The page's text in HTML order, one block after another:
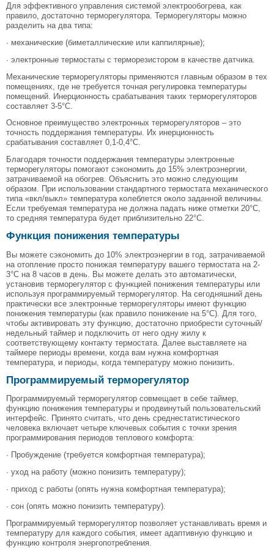
Для эффективного управления системой электрообогрева, как
правило, достаточно терморегулятора. Терморегуляторы можно
разделить на два типа:
· механические (биметаллические или каппилярные);
· электронные термостаты с терморезистором в качестве датчика.
Механические терморегуляторы применяются главным образом в тех
помещениях, где не требуется точная регулировка температуры
помещений. Инерционность срабатывания таких терморегуляторов
составляет 3-5°С.
Основное преимущество электронных терморегуляторов – это
точность поддержания температуры. Их инерционность
срабатывания составляет 0,1-0,4°С.
Благодаря точности поддержания температуры электронные
терморегуляторы помогают сэкономить до 15% электроэнергии,
затрачиваемой на обогрев. Объяснить это можно следующим
образом. При использовании стандартного термостата механического
типа «вкл/выкл» температура колеблется около заданной величины.
Если требуемая температура не должна падать ниже отметки 20°С,
то средняя температура будет приблизительно 22°С.
Функция понижения температуры
Вы можете сэкономить до 10% электроэнергии в год, затрачиваемой
на отопление просто понижая температуру вашего термостата на 2-
3°С на 8 часов в день. Вы можете делать это автоматически,
установив терморегулятор с функцией понижения температуры или
используя программируемый терморегулятор. На сегодняшний день
практически все электронные терморегуляторы имеют функцию
понижения температуры (как правило понижение на 5°С). Для того,
чтобы активировать эту функцию, достаточно приобрести суточный/
недельный таймер и подключить от него одну жилу к
соответствующему контакту термостата. Далее выставляете на
таймере периоды времени, когда вам нужна комфортная
температура, и периоды, когда температуру можно понизить.
Программируемый терморегулятор
Программируемый терморегулятор совмещает в себе таймер,
функцию понижения температуры и продвинутый пользовательский
интерфейс. Принято считать, что день среднестатистического
человека включает четыре ключевых события с точки зрения
программирования периодов теплового комфорта:
· Пробуждение (требуется комфортная температура);
· уход на работу (можно понизить температуру);
· приход с работы (опять нужна комфортная температура);
· сон (опять можно понизить температуру).
Программируемый терморегулятор позволяет устанавливать время и
температуру для каждого события, имеет адаптивную функцию и
функцию контроля энергопотребления.